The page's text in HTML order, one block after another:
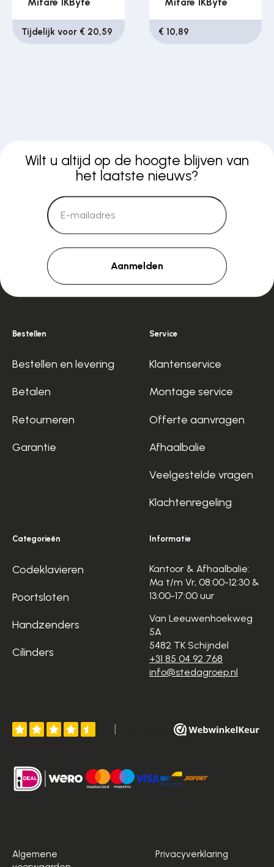
Tijdelijk voor € 20,59 € 10,89
Wilt u altijd op de hoogte blijven van
het laatste nieuws?
Aanmelden
Bestellen
Bestellen en levering
Betalen
Retourneren
Garantie
Service
Klantenservice
Montage service
Offerte aanvragen
Afhaalbalie
Veelgestelde vragen
Klachtenregeling
Categorieën
Codeklavieren
Poortsloten
Handzenders
Cilinders
Informatie
Kantoor & Afhaalbalie:
Ma t/m Vr, 08:00-12:30 &
13:00-17:00 uur
Van Leeuwenhoekweg
5A
5482 TK Schijndel
+31 85 04 92 768
info@stedagroep.nl
Algemene
Privacyverklaring